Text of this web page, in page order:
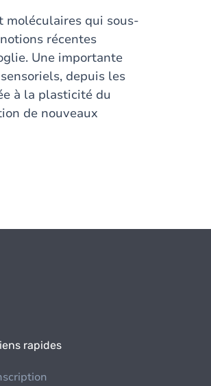
moléculaires qui sous-
récentes
Une importante
depuis les
à la plasticité du
de nouveaux
rapides